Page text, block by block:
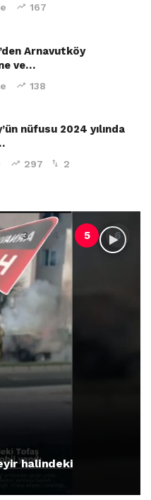
167
Arnavutköy
ve…
138
nüfusu 2024 yılında
297 2
halindeki